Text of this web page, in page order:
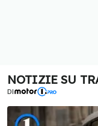
NOTIZIE SU
DI